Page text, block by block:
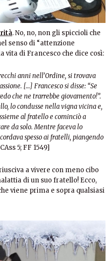
. No, no, non gli spiccioli che
senso di “attenzione
vita di Francesco che dice così:
anni nell’Ordine, si trovava
[…] Francesco si disse: “Se
che ne trarrebbe giovamento!”.
lo condusse nella vigna vicina e,
al fratello e cominciò a
da solo. Mentre faceva lo
spesso ai fratelli, piangendo
5; FF 1549]
a vivere con meno cibo
di un suo fratello! Ecco,
viene prima e sopra qualsiasi